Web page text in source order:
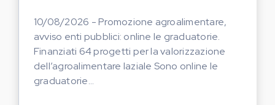
10/08/2026 - Promozione agroalimentare,
avviso enti pubblici: online le graduatorie.
Finanziati 64 progetti per la valorizzazione
dell’agroalimentare laziale Sono online le
graduatorie...